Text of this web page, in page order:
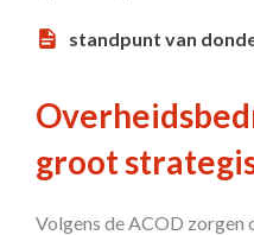
standpunt van
groot
Volgens de ACOD zorgen